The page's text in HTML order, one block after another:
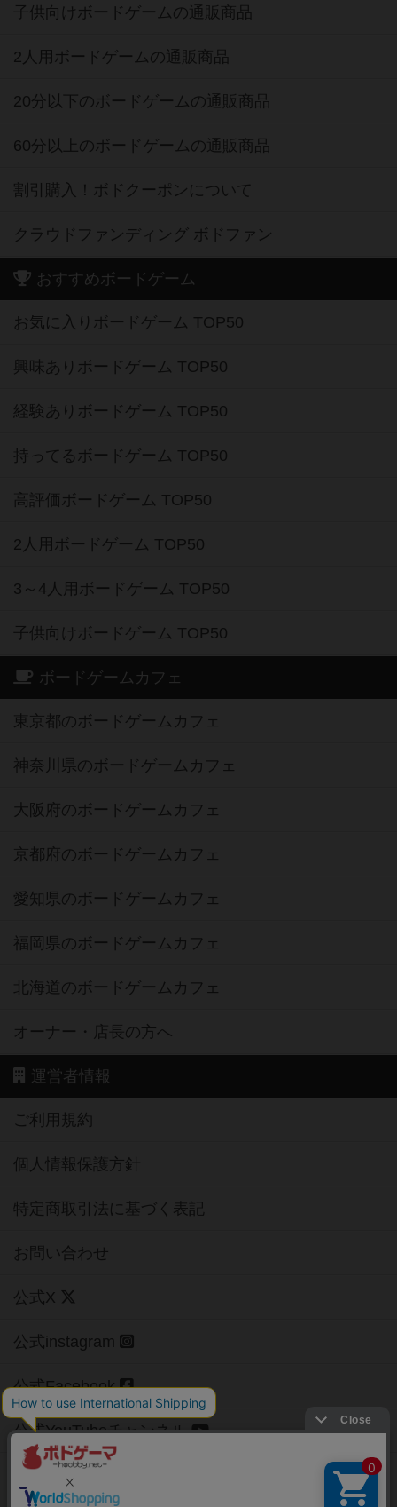
子供向けボードゲームの通販商品
2人用ボードゲームの通販商品
20分以下のボードゲームの通販商品
60分以上のボードゲームの通販商品
割引購入！ボドクーポンについて
クラウドファンディング ボドファン
おすすめボードゲーム
お気に入りボードゲーム TOP50
興味ありボードゲーム TOP50
経験ありボードゲーム TOP50
持ってるボードゲーム TOP50
高評価ボードゲーム TOP50
2人用ボードゲーム TOP50
3～4人用ボードゲーム TOP50
子供向けボードゲーム TOP50
ボードゲームカフェ
東京都のボードゲームカフェ
神奈川県のボードゲームカフェ
大阪府のボードゲームカフェ
京都府のボードゲームカフェ
愛知県のボードゲームカフェ
福岡県のボードゲームカフェ
北海道のボードゲームカフェ
オーナー・店長の方へ
運営者情報
ご利用規約
個人情報保護方針
特定商取引法に基づく表記
お問い合わせ
公式X
公式instagram
公式Facebook
公式YouTubeチャンネル